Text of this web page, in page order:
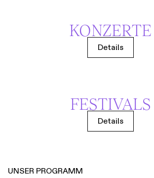
KONZERTE
Details
FESTIVALS
Details
UNSER PROGRAMM